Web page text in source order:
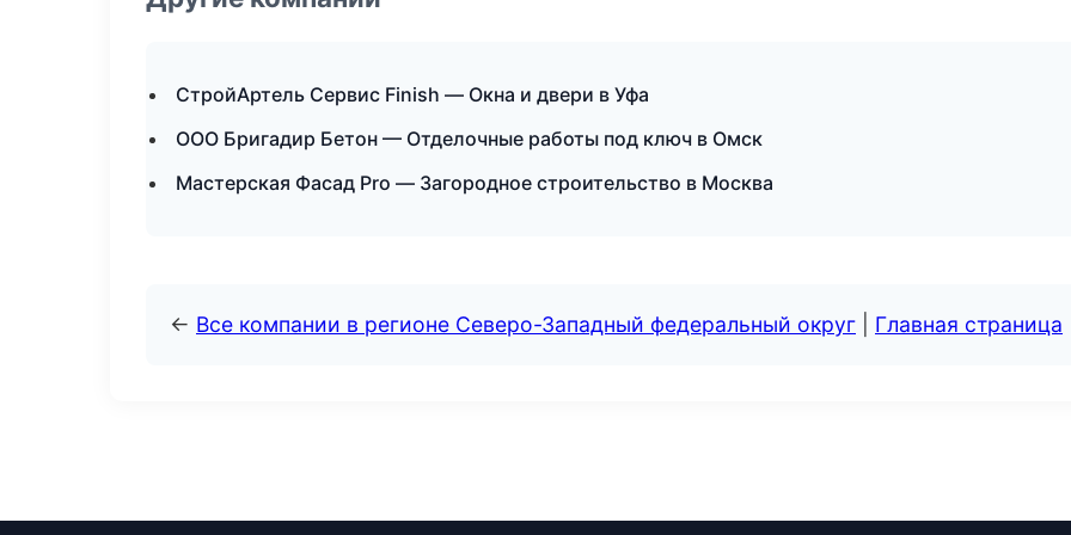
СтройАртель Сервис Finish — Окна и двери в Уфа
ООО Бригадир Бетон — Отделочные работы под ключ в Омск
Мастерская Фасад Pro — Загородное строительство в Москва
← Все компании в регионе Северо-Западный федеральный округ Главная страница